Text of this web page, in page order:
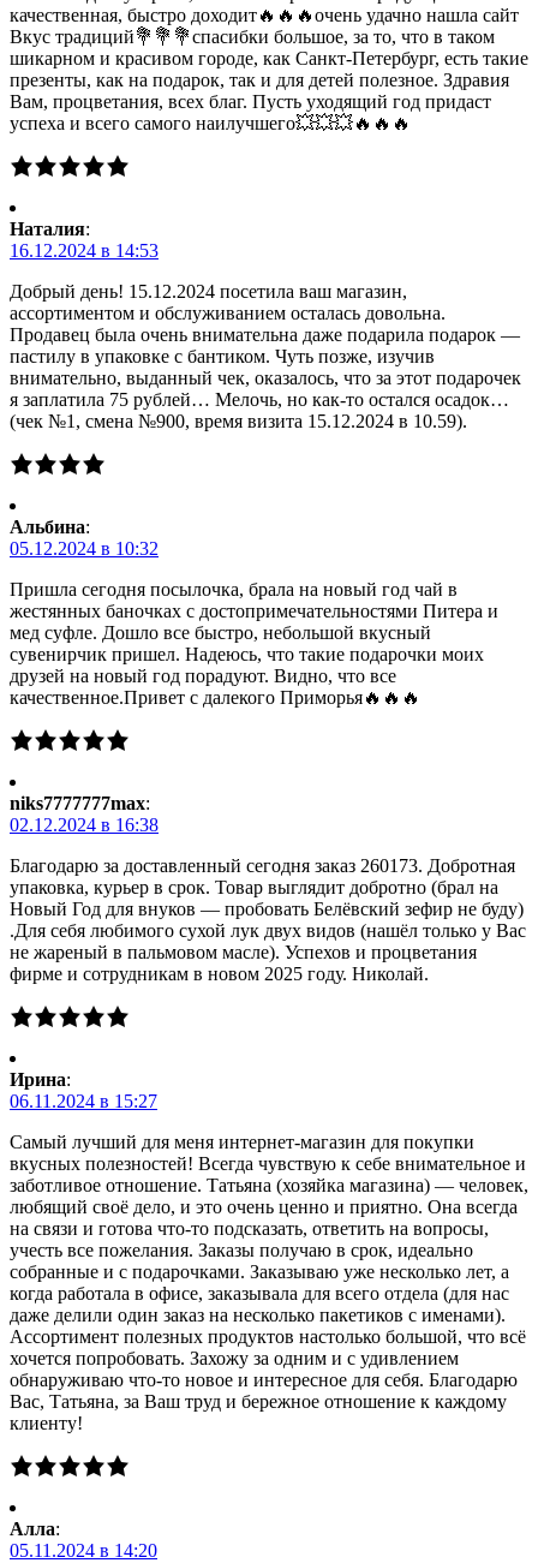
качественная, быстро доходит🔥🔥🔥очень удачно нашла сайт
Вкус традиций💐💐💐спасибки большое, за то, что в таком
шикарном и красивом городе, как Санкт-Петербург, есть такие
презенты, как на подарок, так и для детей полезное. Здравия
Вам, процветания, всех благ. Пусть уходящий год придаст
успеха и всего самого наилучшего💥💥💥🔥🔥🔥
Наталия:
16.12.2024 в 14:53
Добрый день! 15.12.2024 посетила ваш магазин,
ассортиментом и обслуживанием осталась довольна.
Продавец была очень внимательна даже подарила подарок —
пастилу в упаковке с бантиком. Чуть позже, изучив
внимательно, выданный чек, оказалось, что за этот подарочек
я заплатила 75 рублей… Мелочь, но как-то остался осадок…
(чек №1, смена №900, время визита 15.12.2024 в 10.59).
Альбина:
05.12.2024 в 10:32
Пришла сегодня посылочка, брала на новый год чай в
жестянных баночках с достопримечательностями Питера и
мед суфле. Дошло все быстро, небольшой вкусный
сувенирчик пришел. Надеюсь, что такие подарочки моих
друзей на новый год порадуют. Видно, что все
качественное.Привет с далекого Приморья🔥🔥🔥
niks7777777max:
02.12.2024 в 16:38
Благодарю за доставленный сегодня заказ 260173. Добротная
упаковка, курьер в срок. Товар выглядит добротно (брал на
Новый Год для внуков — пробовать Белёвский зефир не буду)
.Для себя любимого сухой лук двух видов (нашёл только у Вас
не жареный в пальмовом масле). Успехов и процветания
фирме и сотрудникам в новом 2025 году. Николай.
Ирина:
06.11.2024 в 15:27
Самый лучший для меня интернет-магазин для покупки
вкусных полезностей! Всегда чувствую к себе внимательное и
заботливое отношение. Татьяна (хозяйка магазина) — человек,
любящий своё дело, и это очень ценно и приятно. Она всегда
на связи и готова что-то подсказать, ответить на вопросы,
учесть все пожелания. Заказы получаю в срок, идеально
собранные и с подарочками. Заказываю уже несколько лет, а
когда работала в офисе, заказывала для всего отдела (для нас
даже делили один заказ на несколько пакетиков с именами).
Ассортимент полезных продуктов настолько большой, что всё
хочется попробовать. Захожу за одним и с удивлением
обнаруживаю что-то новое и интересное для себя. Благодарю
Вас, Татьяна, за Ваш труд и бережное отношение к каждому
клиенту!
Алла:
05.11.2024 в 14:20